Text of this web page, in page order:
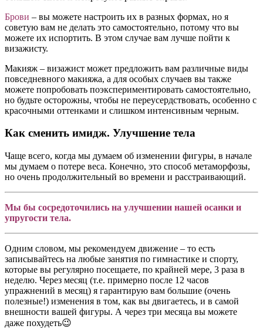
Брови – вы можете настроить их в разных формах, но я
советую вам не делать это самостоятельно, потому что вы
можете их испортить. В этом случае вам лучше пойти к
визажисту.
Макияж – визажист может предложить вам различные виды
повседневного макияжа, а для особых случаев вы также
можете попробовать поэкспериментировать самостоятельно,
но будьте осторожны, чтобы не переусердствовать, особенно с
красочными оттенками и слишком интенсивным черным.
Как сменить имидж. Улучшение тела
Чаще всего, когда мы думаем об изменении фигуры, в начале
мы думаем о потере веса. Конечно, это способ метаморфозы,
но очень продолжительный во времени и расстраивающий.
Мы бы сосредоточились на улучшении нашей осанки и
упругости тела.
Одним словом, мы рекомендуем движение – то есть
записывайтесь на любые занятия по гимнастике и спорту,
которые вы регулярно посещаете, по крайней мере, 3 раза в
неделю. Через месяц (т.е. примерно после 12 часов
упражнений в месяц) я гарантирую вам большие (очень
полезные!) изменения в том, как вы двигаетесь, и в самой
внешности вашей фигуры. А через три месяца вы можете
даже похудеть😉